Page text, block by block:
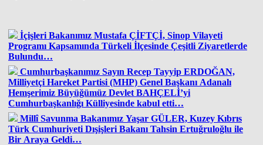
İçişleri Bakanımız Mustafa ÇİFTÇİ, Sinop Vilayeti
Programı Kapsamında Türkeli İlçesinde Çeşitli Ziyaretlerde
Bulundu…
Cumhurbaşkanımız Sayın Recep Tayyip ERDOĞAN,
Milliyetçi Hareket Partisi (MHP) Genel Başkanı Adanalı
Hemşerimiz Büyüğümüz Devlet BAHÇELİ’yi
Cumhurbaşkanlığı Külliyesinde kabul etti…
Millî Savunma Bakanımız Yaşar GÜLER, Kuzey Kıbrıs
Türk Cumhuriyeti Dışişleri Bakanı Tahsin Ertuğruloğlu ile
Bir Araya Geldi…